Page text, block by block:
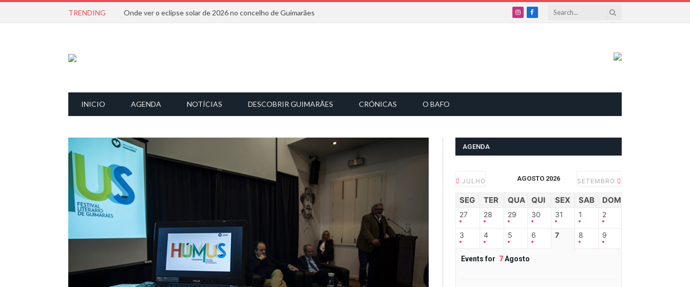
TRENDING Onde ver o eclipse solar de 2026 no concelho de Guimarães
InstagramFacebook
INICIO AGENDA NOTÍCIAS DESCOBRIR GUIMARÃES CRÓNICAS O BAFO
AGENDA
JULHO AGOSTO 2026 SETEMBRO
SEG TER QUA QUI SEX SAB DOM
27 28 29 30 31 1 2
3 4 5 6 7 8 9
Events for 7Agosto